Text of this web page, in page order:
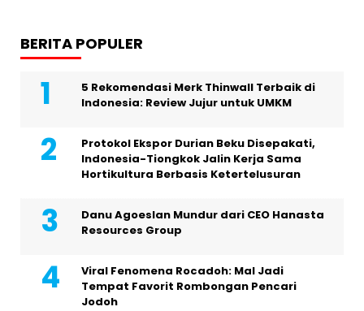
BERITA POPULER
5 Rekomendasi Merk Thinwall Terbaik di
Indonesia: Review Jujur untuk UMKM
Protokol Ekspor Durian Beku Disepakati,
Indonesia-Tiongkok Jalin Kerja Sama
Hortikultura Berbasis Ketertelusuran
Danu Agoeslan Mundur dari CEO Hanasta
Resources Group
Viral Fenomena Rocadoh: Mal Jadi
Tempat Favorit Rombongan Pencari
Jodoh